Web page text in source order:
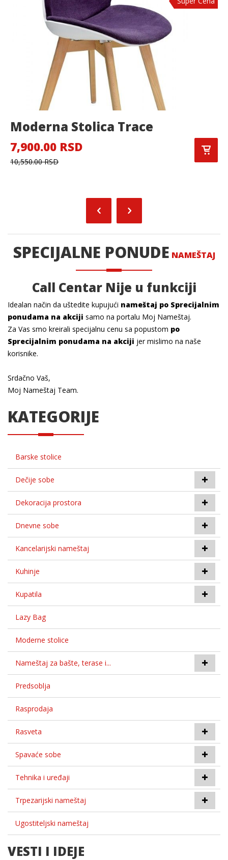
Moderna Stolica Trace
7,900.00 RSD
10,550.00 RSD
SPECIJALNE PONUDE NAMEŠTAJ
Call Centar Nije u funkciji
Idealan način da uštedite kupujući nameštaj po Sprecijalnim
ponudama na akciji samo na portalu Moj Nameštaj.
Za Vas smo kreirali specijalnu cenu sa popustom po
Sprecijalnim ponudama na akciji jer mislimo na naše
korisnike.
Srdačno Vaš,
Moj Nameštaj Team.
KATEGORIJE
Barske stolice
Dečije sobe
Dekoracija prostora
Dnevne sobe
Kancelarijski nameštaj
Kuhinje
Kupatila
Lazy Bag
Moderne stolice
Nameštaj za bašte, terase i...
Predsoblja
Rasprodaja
Rasveta
Spavaće sobe
Tehnika i uređaji
Trpezarijski nameštaj
Ugostiteljski nameštaj
VESTI I IDEJE